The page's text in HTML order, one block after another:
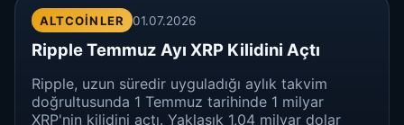
ALTCOINLER 01.07.2026
Ripple Temmuz Ayı XRP Kilidini Açtı
Ripple, uzun süredir uyguladığı aylık takvim
doğrultusunda 1 Temmuz tarihinde 1 milyar
XRP'nin kilidini açtı. Yaklaşık 1,04 milyar dolar